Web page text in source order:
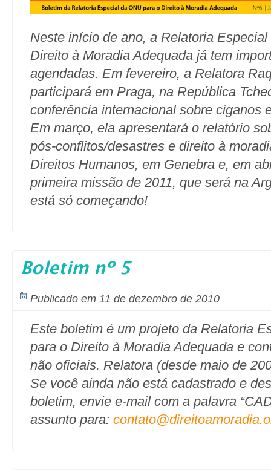
Neste início de ano, a Relatoria
Direito à Moradia Adequada já tem
agendadas. Em fevereiro, a Relatora
participará em Praga, na República
conferência internacional sobre ciganos
Em março, ela apresentará o relatório
pós-conflitos/desastres e direito à
Direitos Humanos, em Genebra e, em
primeira missão de 2011, que será na
está só começando!
Boletim nº 5
Publicado em 11 de dezembro de 2010
Este boletim é um projeto da Relatoria
para o Direito à Moradia Adequada e
não oficiais. Relatora (desde maio de
Se você ainda não está cadastrado e
boletim, envie e-mail com a palavra
assunto para: